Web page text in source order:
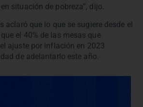
situación de pobreza”, dijo.
aclaró que lo que se sugiere desde el
el 40% de las mesas que
ajuste por inflación en 2023
de adelantarlo este año.